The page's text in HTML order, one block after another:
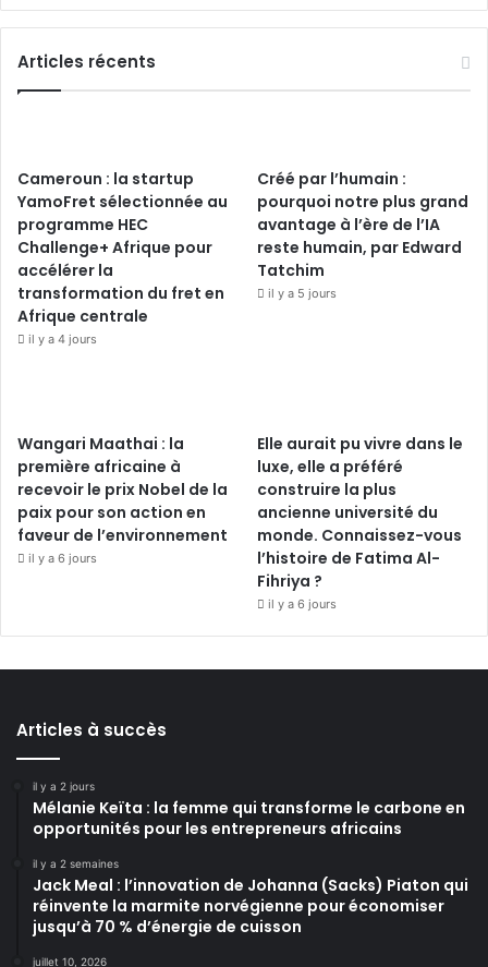
Articles récents
Cameroun : la startup
YamoFret sélectionnée au
programme HEC
Challenge+ Afrique pour
accélérer la
transformation du fret en
Afrique centrale
il y a 4 jours
Créé par l’humain :
pourquoi notre plus grand
avantage à l’ère de l’IA
reste humain, par Edward
Tatchim
il y a 5 jours
Wangari Maathai : la
première africaine à
recevoir le prix Nobel de la
paix pour son action en
faveur de l’environnement
il y a 6 jours
Elle aurait pu vivre dans le
luxe, elle a préféré
construire la plus
ancienne université du
monde. Connaissez-vous
l’histoire de Fatima Al-
Fihriya ?
il y a 6 jours
Articles à succès
il y a 2 jours
Mélanie Keïta : la femme qui transforme le carbone en
opportunités pour les entrepreneurs africains
il y a 2 semaines
Jack Meal : l’innovation de Johanna (Sacks) Piaton qui
réinvente la marmite norvégienne pour économiser
jusqu’à 70 % d’énergie de cuisson
juillet 10, 2026